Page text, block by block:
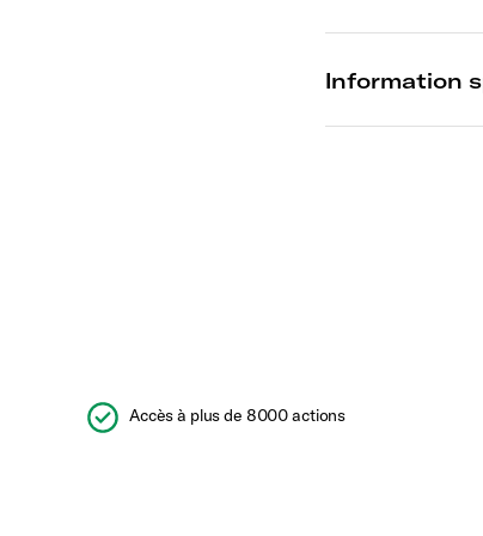
Accès à plus de 8000 actions